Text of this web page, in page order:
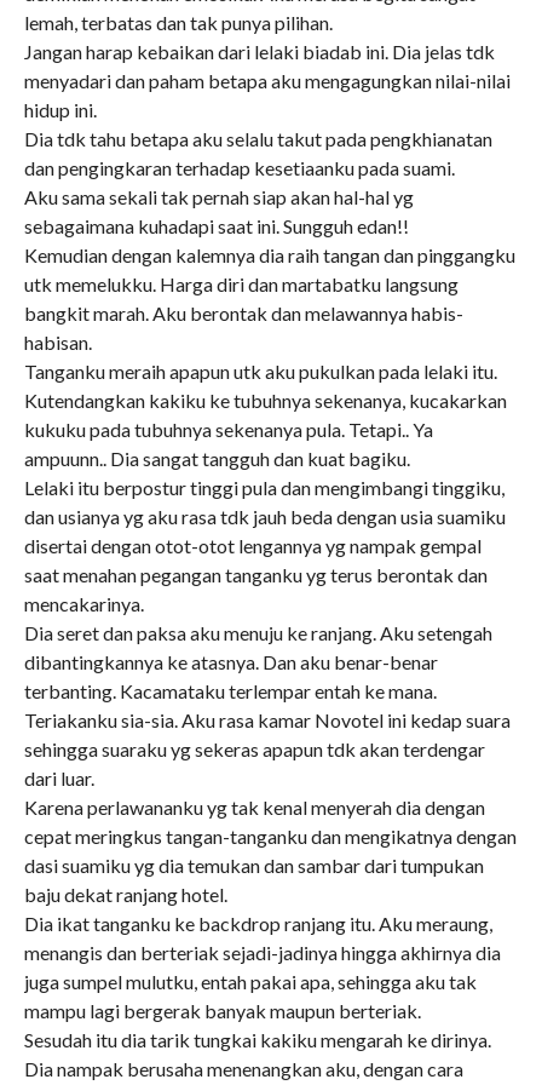
lemah, terbatas dan tak punya pilihan.
Jangan harap kebaikan dari lelaki biadab ini. Dia jelas tdk
menyadari dan paham betapa aku mengagungkan nilai-nilai
hidup ini.
Dia tdk tahu betapa aku selalu takut pada pengkhianatan
dan pengingkaran terhadap kesetiaanku pada suami.
Aku sama sekali tak pernah siap akan hal-hal yg
sebagaimana kuhadapi saat ini. Sungguh edan!!
Kemudian dengan kalemnya dia raih tangan dan pinggangku
utk memelukku. Harga diri dan martabatku langsung
bangkit marah. Aku berontak dan melawannya habis-
habisan.
Tanganku meraih apapun utk aku pukulkan pada lelaki itu.
Kutendangkan kakiku ke tubuhnya sekenanya, kucakarkan
kukuku pada tubuhnya sekenanya pula. Tetapi.. Ya
ampuunn.. Dia sangat tangguh dan kuat bagiku.
Lelaki itu berpostur tinggi pula dan mengimbangi tinggiku,
dan usianya yg aku rasa tdk jauh beda dengan usia suamiku
disertai dengan otot-otot lengannya yg nampak gempal
saat menahan pegangan tanganku yg terus berontak dan
mencakarinya.
Dia seret dan paksa aku menuju ke ranjang. Aku setengah
dibantingkannya ke atasnya. Dan aku benar-benar
terbanting. Kacamataku terlempar entah ke mana.
Teriakanku sia-sia. Aku rasa kamar Novotel ini kedap suara
sehingga suaraku yg sekeras apapun tdk akan terdengar
dari luar.
Karena perlawananku yg tak kenal menyerah dia dengan
cepat meringkus tangan-tanganku dan mengikatnya dengan
dasi suamiku yg dia temukan dan sambar dari tumpukan
baju dekat ranjang hotel.
Dia ikat tanganku ke backdrop ranjang itu. Aku meraung,
menangis dan berteriak sejadi-jadinya hingga akhirnya dia
juga sumpel mulutku, entah pakai apa, sehingga aku tak
mampu lagi bergerak banyak maupun berteriak.
Sesudah itu dia tarik tungkai kakiku mengarah ke dirinya.
Dia nampak berusaha menenangkan aku, dengan cara